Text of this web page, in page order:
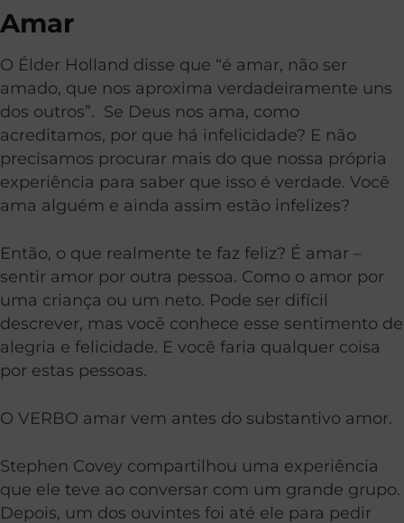
Amar
O Élder Holland disse que “é amar, não ser
amado, que nos aproxima verdadeiramente uns
dos outros”. Se Deus nos ama, como
acreditamos, por que há infelicidade? E não
precisamos procurar mais do que nossa própria
experiência para saber que isso é verdade. Você
ama alguém e ainda assim estão infelizes?
Então, o que realmente te faz feliz? É amar –
sentir amor por outra pessoa. Como o amor por
uma criança ou um neto. Pode ser difícil
descrever, mas você conhece esse sentimento de
alegria e felicidade. E você faria qualquer coisa
por estas pessoas.
O VERBO amar vem antes do substantivo amor.
Stephen Covey compartilhou uma experiência
que ele teve ao conversar com um grande grupo.
Depois, um dos ouvintes foi até ele para pedir